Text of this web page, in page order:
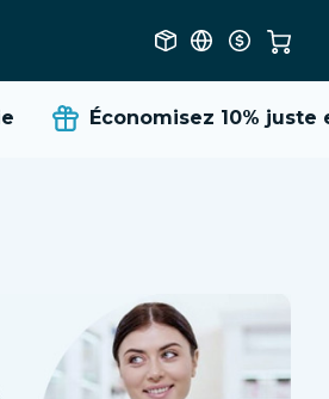
Économisez 10% juste